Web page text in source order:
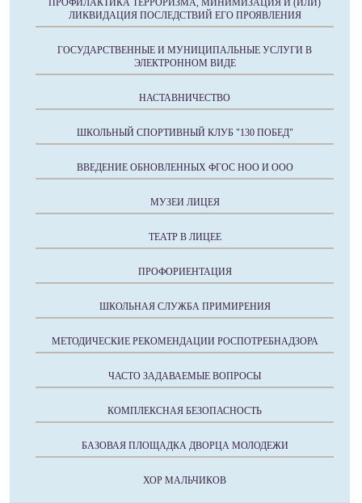
ЛИКВИДАЦИЯ ПОСЛЕДСТВИЙ ЕГО ПРОЯВЛЕНИЯ
ГОСУДАРСТВЕННЫЕ И МУНИЦИПАЛЬНЫЕ УСЛУГИ В
ЭЛЕКТРОННОМ ВИДЕ
НАСТАВНИЧЕСТВО
ШКОЛЬНЫЙ СПОРТИВНЫЙ КЛУБ "130 ПОБЕД"
ВВЕДЕНИЕ ОБНОВЛЕННЫХ ФГОС НОО И ООО
МУЗЕИ ЛИЦЕЯ
ТЕАТР В ЛИЦЕЕ
ПРОФОРИЕНТАЦИЯ
ШКОЛЬНАЯ СЛУЖБА ПРИМИРЕНИЯ
МЕТОДИЧЕСКИЕ РЕКОМЕНДАЦИИ РОСПОТРЕБНАДЗОРА
ЧАСТО ЗАДАВАЕМЫЕ ВОПРОСЫ
КОМПЛЕКСНАЯ БЕЗОПАСНОСТЬ
БАЗОВАЯ ПЛОЩАДКА ДВОРЦА МОЛОДЕЖИ
ХОР МАЛЬЧИКОВ